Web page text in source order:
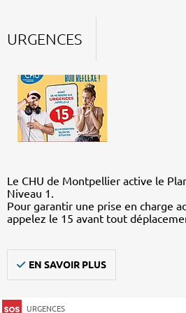
URGENCES
Le CHU de Montpellier active le
Niveau 1.
Pour garantir une prise en charge
appelez le 15 avant tout
EN SAVOIR PLUS
URGENCES